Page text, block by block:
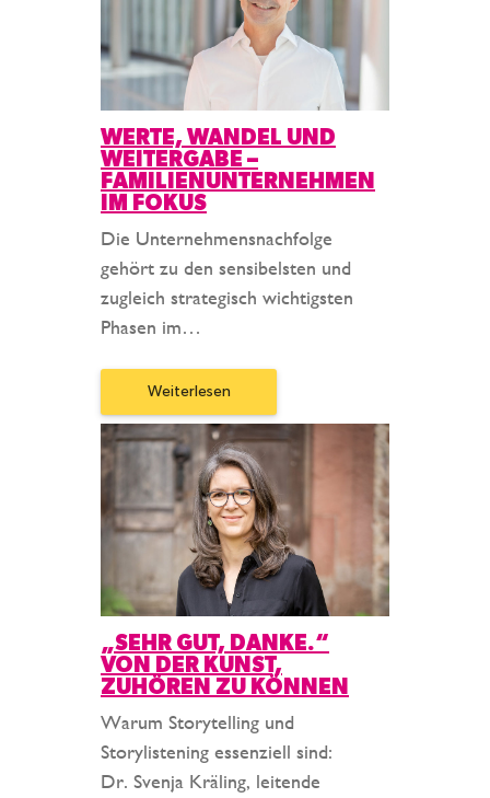
WERTE, WANDEL UND
WEITERGABE –
FAMILIENUNTERNEHMEN
IM FOKUS
Die Unternehmensnachfolge
gehört zu den sensibelsten und
zugleich strategisch wichtigsten
Phasen im…
Weiterlesen
„SEHR GUT, DANKE.“
VON DER KUNST,
ZUHÖREN ZU KÖNNEN
Warum Storytelling und
Storylistening essenziell sind:
Dr. Svenja Kräling, leitende